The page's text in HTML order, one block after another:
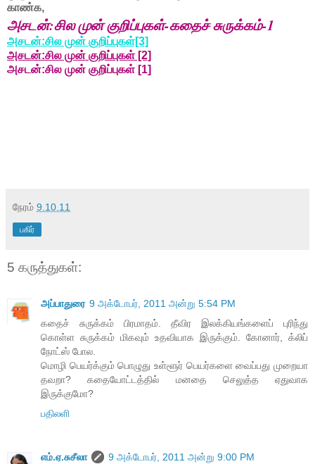
காண்க,
அசடன்:சில முன் குறிப்புகள்-கதைச் சுருக்கம்-1
அசடன்:சில முன் குறிப்புகள்[3]
அசடன்:சில முன் குறிப்புகள் [2]
அசடன்:சில முன் குறிப்புகள் [1]
நேரம் 9.10.11
பகிர்
5 கருத்துகள்:
அப்பாதுரை 9 அக்டோபர், 2011 அன்று 5:54 PM
கதைச் சுருக்கம் பிரமாதம். தீவிர இலக்கியங்களைப் புரிந்து
கொள்ள சுருக்கம் மிகவும் உதவியாக இருக்கும். கோனார், க்லிப்
நோட்ஸ் போல.
மொழி பெயர்க்கும் பொழுது உள்ளூர் பெயர்களை வைப்பது முறையா
தவறா? கதையோட்டத்தில் மனதை செலுத்த ஏதுவாக
இருக்குமோ?
பதிலளி
எம்.ஏ.சுசீலா
9 அக்டோபர், 2011 அன்று 9:00 PM